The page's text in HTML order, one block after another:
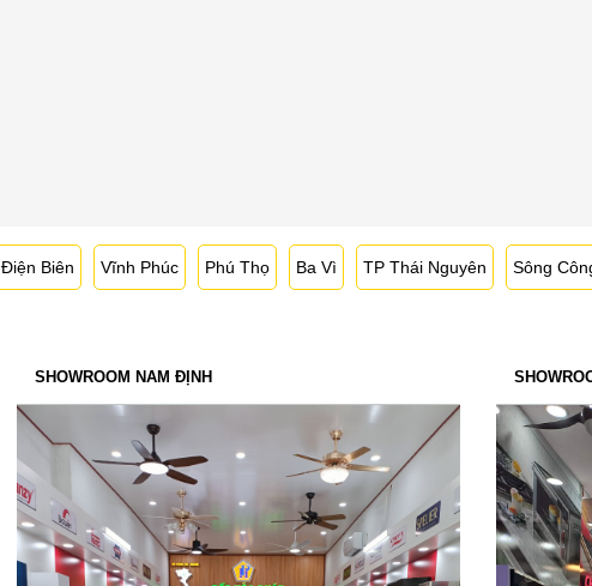
Điện Biên Vĩnh Phúc Phú Thọ Ba Vì TP Thái Nguyên Sông
SHOWROOM NAM ĐỊNH